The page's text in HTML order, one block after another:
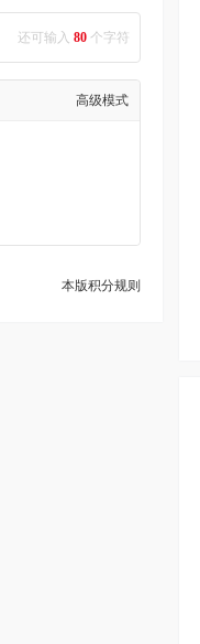
还可输入 80 个字符
高级模式
本版积分规则